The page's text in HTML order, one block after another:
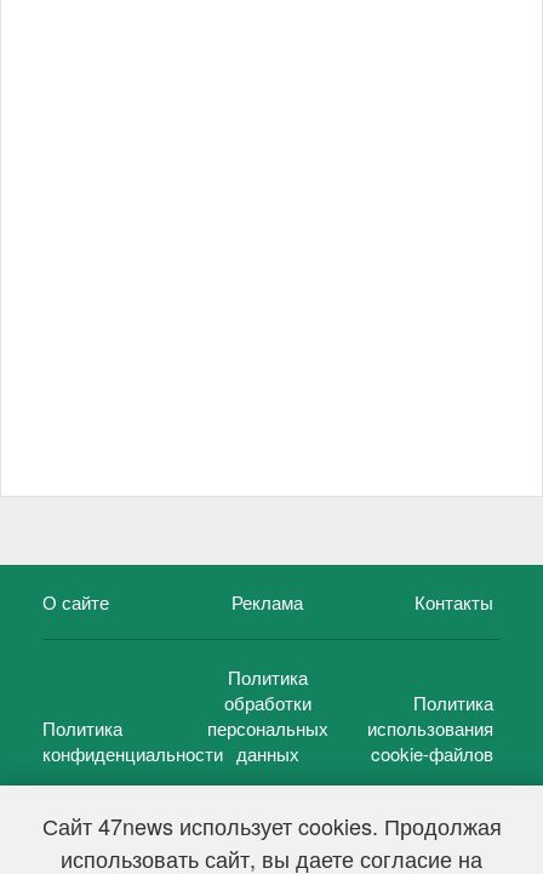
Сайт 47news использует cookies. Продолжая
использовать сайт, вы даете согласие на
О сайте Реклама Контакты
Политика
конфиденциальности
Политика
обработки
персональных
данных
Политика
использования
cookie-файлов